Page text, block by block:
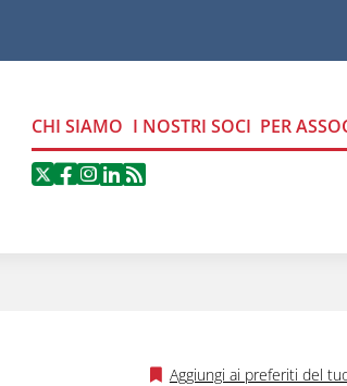
CHI SIAMO I NOSTRI SOCI PER
Seguici sul nostro profilo
Seguici su Facebook
Seguici su Instagram
Seguici su Linkedin
Seguici tramite
Aggiungi ai preferiti del